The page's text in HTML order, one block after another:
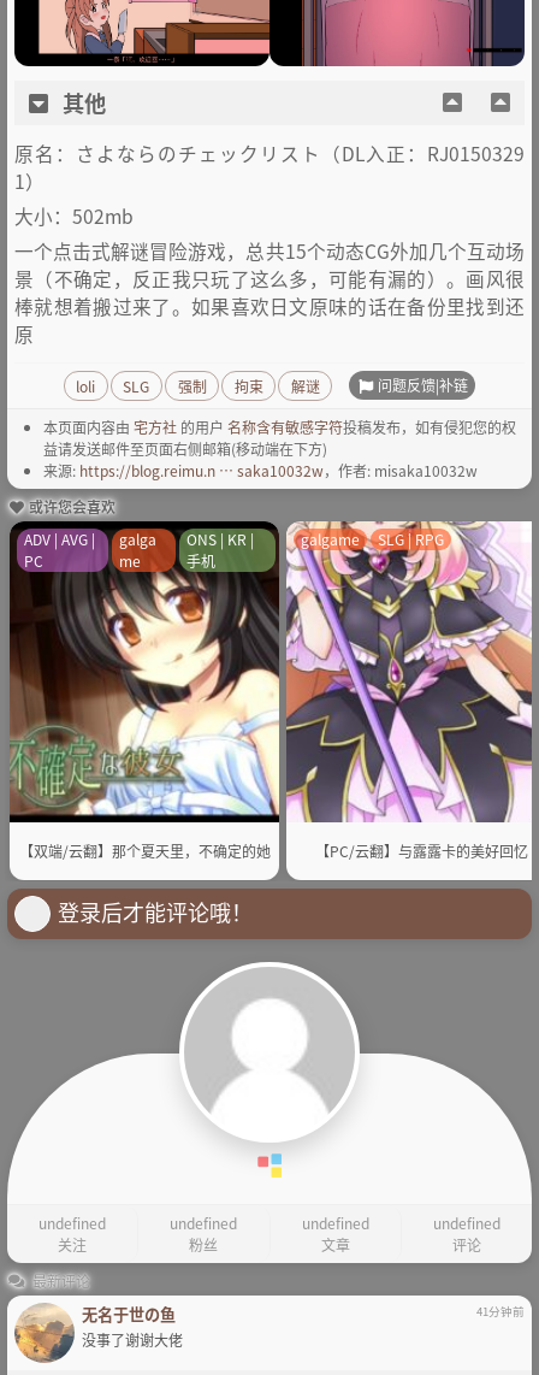
其他
原名：さよならのチェックリスト（DL入正：RJ0150329
1）
大小：502mb
一个点击式解谜冒险游戏，总共15个动态CG外加几个互动场
景（不确定，反正我只玩了这么多，可能有漏的）。画风很
棒就想着搬过来了。如果喜欢日文原味的话在备份里找到还
原
loli SLG 强制 拘束 解谜 问题反馈|补链
本页面内容由 宅方社 的用户 名称含有敏感字符投稿发布，如有侵犯您的权
益请发送邮件至页面右侧邮箱(移动端在下方)
来源: https://blog.reimu.n … saka10032w，作者: misaka10032w
或许您会喜欢
【双端/云翻】那个夏天里，不确定的她
ADV | AVG |
PC
galga
me
ONS | KR |
手机
【PC/云翻】与露露卡的美好回忆
galgame SLG | RPG
登录后才能评论哦！
undefined
关注
undefined
粉丝
undefined
文章
undefined
评论
最新评论
无名于世の鱼 41分钟前
没事了谢谢大佬